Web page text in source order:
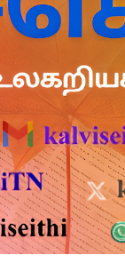
ஈட்டிய
அதிரடி
கோரிக்கை
முக்கிய
& AI
பதிவிட
முடிவுகள்